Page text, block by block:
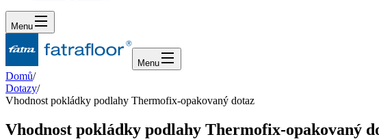
Menu
Menu
Domů/
Dotazy/
Vhodnost pokládky podlahy Thermofix-opakovaný dotaz
Vhodnost pokládky podlahy Thermofix-opakovaný